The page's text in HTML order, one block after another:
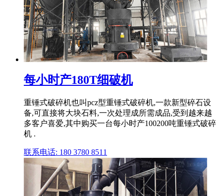
每小时产180T细破机
重锤式破碎机也叫pcz型重锤式破碎机,一款新型碎石设
备,可直接将大块石料,一次处理成所需成品,受到越来越
多客户喜爱,其中购买一台每小时产100200吨重锤式破碎
机 .
联系电话: 180 3780 8511